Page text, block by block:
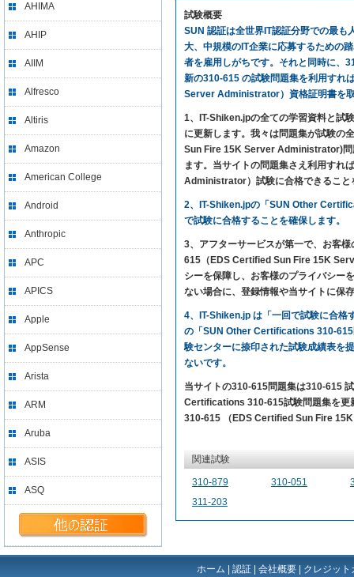
AHIMA
AHIP
AIIM
Alfresco
Altiris
Amazon
American College
Android
Anthropic
APC
APICS
Apple
AppSense
Arista
ARM
Aruba
ASIS
ASQ
試験概要
SUN 認証は全世界IT認証分野での最
大、中規模のIT企業に応募するための
者を雇用しがちです。それと同時に、
新の310-615 の試験問題集を利用す
Server Administrator）資格証明書を
1、IT-Shiken.jpの全ての学習資料と試
に更新します。我々は問題集が試験の
Sun Fire 15K Server Administrator)問
ます。当サイトの問題集さえ利用す
Administrator）試験に合格できること
2、IT-Shiken.jpの「SUN Other
で試験に合格することを確保します。
3、アフターサービスが第一で、お客
615（EDS Certified Sun Fire 15K
シーを保障し、お客様のプライバシー
ない場合に、登録情報や当サイトに保
4、IT-Shiken.jp は「一回で試験に合格
の「SUN Other Certifications 310-615
験センターに捺印された試験成績表を
ないです。
当サイトの310-615問題集は310-615
Certifications 310-615試験問題集を更
310-615 （EDS Certified Sun Fire
関連試験
310-879 310-051
311-203
ホーム 認証 会社概要 クレジッ